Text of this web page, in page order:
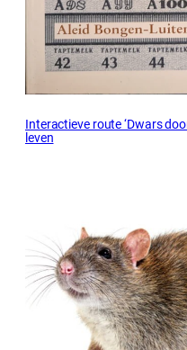
Interactieve route ‘Dwars
leven